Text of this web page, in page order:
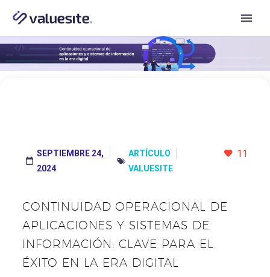
11


SEPTIEMBRE 24,
2024


ARTÍCULO
VALUESITE
CONTINUIDAD OPERACIONAL DE
APLICACIONES Y SISTEMAS DE
INFORMACIÓN: CLAVE PARA EL
ÉXITO EN LA ERA DIGITAL